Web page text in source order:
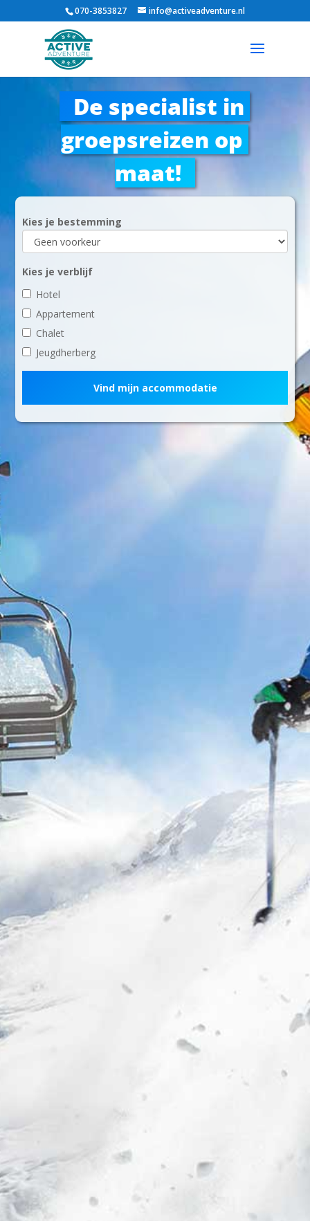
070-3853827 info@activeadventure.nl
De specialist in
groepsreizen op
maat!
Kies je bestemming
Kies je verblijf
Hotel
Appartement
Chalet
Jeugdherberg
Vind mijn accommodatie